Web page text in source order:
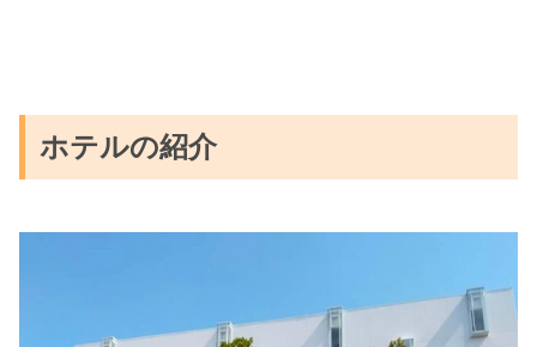
ホテルの紹介